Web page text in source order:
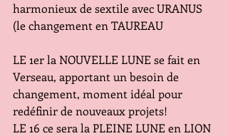
harmonieux de sextile avec URANUS
(le changement en TAUREAU
LE 1er la NOUVELLE LUNE se fait en
Verseau, apportant un besoin de
changement, moment idéal pour
redéfinir de nouveaux projets!
LE 16 ce sera la PLEINE LUNE en LION